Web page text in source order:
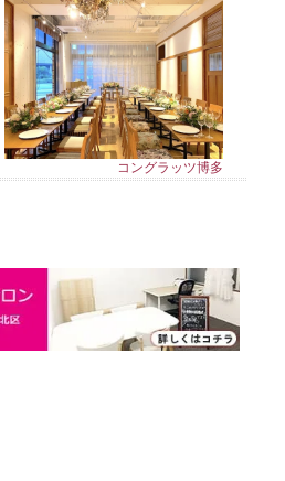
コングラッツ博多